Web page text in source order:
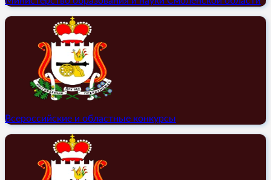
Всероссийские и областные конкурсы